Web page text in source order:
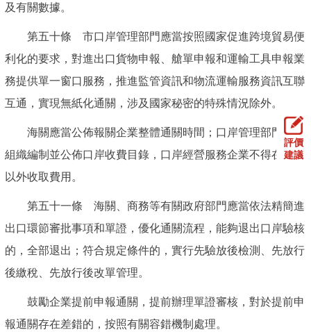
及有關數據。
第五十條 市口岸管理部門應當按照國家促進跨境貿易便
利化的要求，對進出口貨物申報、艙單申報和運輸工具申報業
務提供單一窗口服務，推進監管資訊和物流運輸服務資訊互聯
互通，實現無紙化通關，涉及國家秘密的特殊情況除外。
海關應當公佈報關企業整體通關時間；口岸管理部門應當
組織編制並公佈口岸收費目錄，口岸經營服務企業不得在目錄
以外收取費用。
第五十一條 海關、商務等有關政府部門應當依法精簡進
出口環節審批事項和單證，優化通關流程，能夠退出口岸驗核
的，全部退出；符合規定條件的，實行先驗放後檢測、先放行
後繳稅、先放行後改單管理。
鼓勵企業提前申報通關，提前辦理單證審核，對於提前申
報通關存在差錯的，按照有關容錯機制處理。
評價
建議